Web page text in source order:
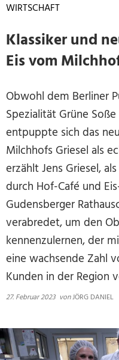
WIRTSCHAFT
Klassiker und
Eis vom
Obwohl dem Berliner
Spezialität Grüne
entpuppte sich das
Milchhofs Griesel als
erzählt Jens Griesel,
durch Hof-Café und
Gudensberger
verabredet, um den
kennenzulernen, der
eine wachsende Zahl
Kunden in der Region
27. Februar 2023 vonJÖRG DANIEL